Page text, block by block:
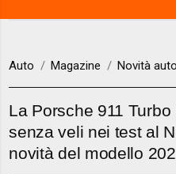
Auto Magazine Novità auto
La Porsche 911
senza veli nei test al
novità del modello